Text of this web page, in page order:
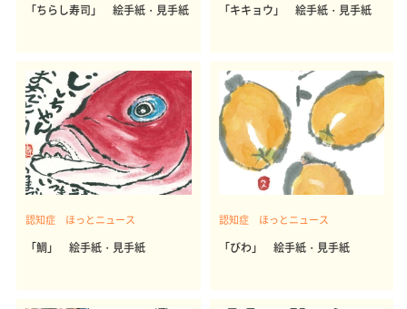
「ちらし寿司」 絵手紙・見手紙 「キキョウ」 絵手紙・見手紙
認知症 ほっとニュース
「鯛」 絵手紙・見手紙
認知症 ほっとニュース
「びわ」 絵手紙・見手紙